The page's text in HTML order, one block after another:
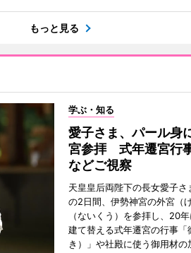
もっと見る
学ぶ・知る
愛子さま、パール身
宮参拝 式年遷宮行
などご視察
天皇皇后両陛下の長女愛子さ
の2日間、伊勢神宮の外宮（
（ないくう）を参拝し、20
建て替える式年遷宮の行事「
き）」や社殿に使う御用材